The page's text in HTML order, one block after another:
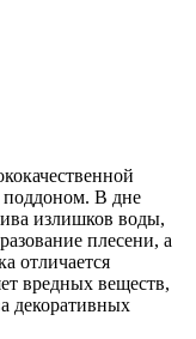
поддоном. В дне
излишков воды,
плесени, а
отличается
вредных веществ,
декоративных